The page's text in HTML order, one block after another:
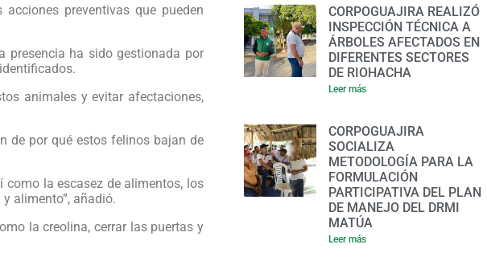
preventivas que pueden
presencia ha sido gestionada por
animales y evitar afectaciones,
de por qué estos felinos bajan de
la escasez de alimentos, los
alimento”, añadió.
la creolina, cerrar las puertas y
CORPOGUAJIRA REALIZÓ
INSPECCIÓN TÉCNICA A
ÁRBOLES AFECTADOS EN
DIFERENTES SECTORES
DE RIOHACHA
Leer más
CORPOGUAJIRA
SOCIALIZA
METODOLOGÍA PARA LA
FORMULACIÓN
PARTICIPATIVA DEL PLAN
DE MANEJO DEL DRMI
MATÚA
Leer más